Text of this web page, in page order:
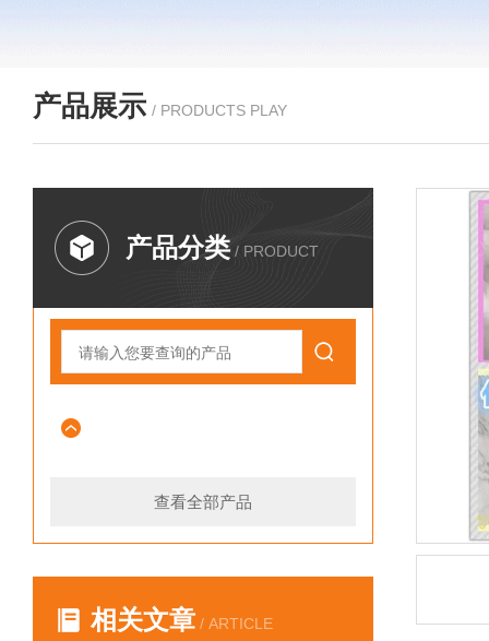
产品展示 / PRODUCTS PLAY
产品分类 / PRODUCT
查看全部产品
相关文章 / ARTICLE